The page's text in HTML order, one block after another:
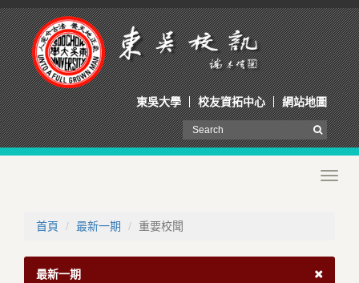
東吳大學 校友資拓中心 網站地圖
首頁 最新一期 重要校聞
最新一期